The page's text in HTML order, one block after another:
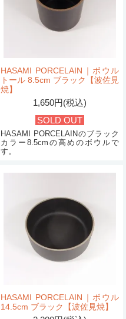
HASAMI PORCELAIN｜ボウル
トール 8.5cm ブラック【波佐見
焼】
1,650円(税込)
SOLD OUT
HASAMI PORCELAINのブラック
カラー8.5cmの高めのボウルで
す。
HASAMI PORCELAIN｜ボウル
14.5cm ブラック【波佐見焼】